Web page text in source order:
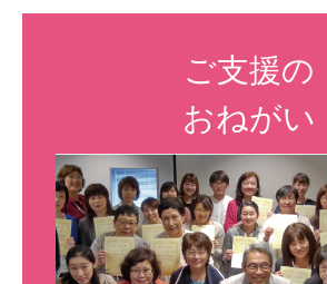
ご支援の
おねがい